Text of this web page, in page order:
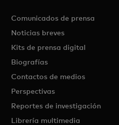
Comunicados de prensa
Noticias breves
Kits de prensa digital
Biografías
Contactos de medios
Perspectivas
Reportes de investigación
Librería multimedia